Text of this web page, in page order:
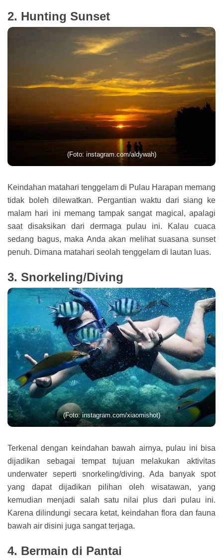
2. Hunting Sunset
(Foto: instagram.com/aldywah)
Keindahan matahari tenggelam di Pulau Harapan memang
tidak boleh dilewatkan. Pergantian waktu dari siang ke
malam hari ini memang tampak sangat magical, apalagi
saat disaksikan dari dermaga pulau ini. Kalau cuaca
sedang bagus, maka Anda akan melihat suasana sunset
penuh. Dimana matahari seolah tenggelam di lautan luas.
3. Snorkeling/Diving
(Foto: instagram.com/xiaomishot)
Terkenal dengan keindahan bawah airnya, pulau ini bisa
dijadikan sebagai tempat tujuan melakukan aktivitas
underwater seperti snorkeling/diving. Ada banyak spot
yang dapat dijadikan pilihan oleh wisatawan, yang
kemudian menjadi salah satu nilai plus dari pulau ini.
Karena dilindungi secara ketat, keindahan flora dan fauna
bawah air disini juga sangat terjaga.
4. Bermain di Pantai